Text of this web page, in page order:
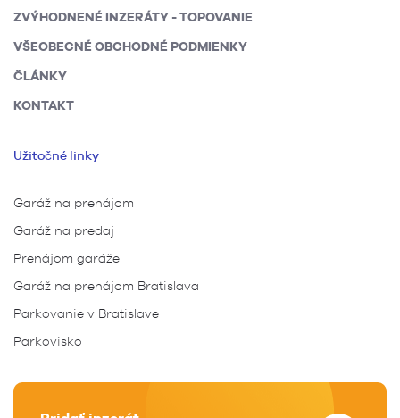
ZVÝHODNENÉ INZERÁTY - TOPOVANIE
VŠEOBECNÉ OBCHODNÉ PODMIENKY
ČLÁNKY
KONTAKT
Užitočné linky
Garáž na prenájom
Garáž na predaj
Prenájom garáže
Garáž na prenájom Bratislava
Parkovanie v Bratislave
Parkovisko